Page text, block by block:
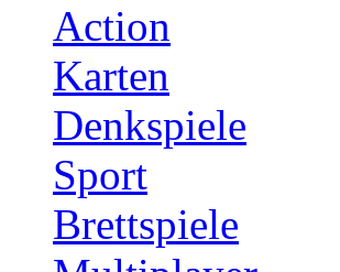
Action
Karten
Denkspiele
Sport
Brettspiele